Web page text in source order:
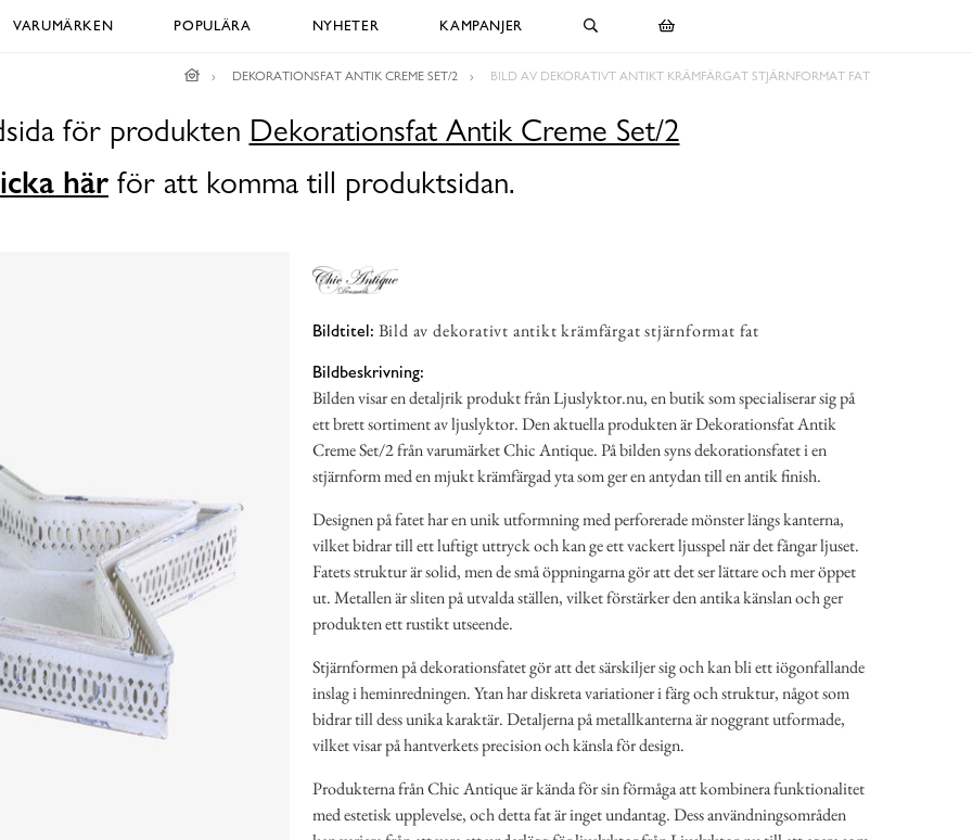
VARUMÄRKEN POPULÄRA NYHETER KAMPANJER
DEKORATIONSFAT ANTIK CREME SET/2 BILD AV DEKORATIVT ANTIKT KRÄMFÄRGAT STJÄRNFORMAT FAT
för produkten Dekorationsfat Antik Creme Set/2
här för att komma till produktsidan.
Bildtitel: Bild av dekorativt antikt krämfärgat stjärnformat fat
Bildbeskrivning:
Bilden visar en detaljrik produkt från Ljuslyktor.nu, en butik som specialiserar sig på
ett brett sortiment av ljuslyktor. Den aktuella produkten är Dekorationsfat Antik
Creme Set/2 från varumärket Chic Antique. På bilden syns dekorationsfatet i en
stjärnform med en mjukt krämfärgad yta som ger en antydan till en antik finish.
Designen på fatet har en unik utformning med perforerade mönster längs kanterna,
vilket bidrar till ett luftigt uttryck och kan ge ett vackert ljusspel när det fångar ljuset.
Fatets struktur är solid, men de små öppningarna gör att det ser lättare och mer öppet
ut. Metallen är sliten på utvalda ställen, vilket förstärker den antika känslan och ger
produkten ett rustikt utseende.
Stjärnformen på dekorationsfatet gör att det särskiljer sig och kan bli ett iögonfallande
inslag i heminredningen. Ytan har diskreta variationer i färg och struktur, något som
bidrar till dess unika karaktär. Detaljerna på metallkanterna är noggrant utformade,
vilket visar på hantverkets precision och känsla för design.
Produkterna från Chic Antique är kända för sin förmåga att kombinera funktionalitet
med estetisk upplevelse, och detta fat är inget undantag. Dess användningsområden